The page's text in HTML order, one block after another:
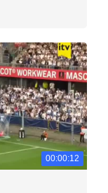
00:00:12